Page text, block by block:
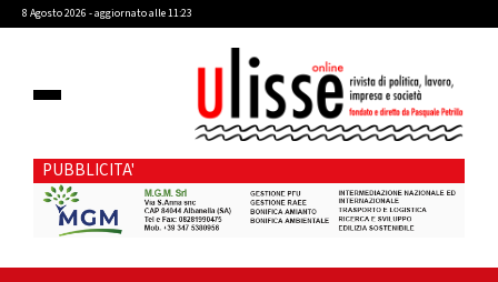
8 Agosto 2026 - aggiornato alle 11:23
PUBBLICITA'